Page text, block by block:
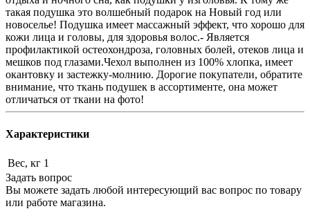
такая подушка это волшебный подарок на Новый год или
новоселье! Подушка имеет массажный эффект, что хорошо для
кожи лица и головы, для здоровья волос.- Является
профилактикой остеохондроза, головных болей, отеков лица и
мешков под глазами.Чехол выполнен из 100% хлопка, имеет
окантовку и застежку-молнию. Дорогие покупатели, обратите
внимание, что ткань подушек в ассортименте, она может
отличаться от ткани на фото!
Характеристики
Вес, кг 1
Задать вопрос
Вы можете задать любой интересующий вас вопрос по товару
или работе магазина.